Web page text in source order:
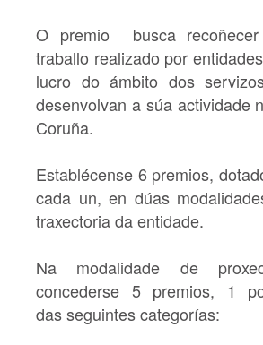
O premio busca
traballo realizado por
lucro do ámbito dos
desenvolvan a súa actividade
Coruña.
Establécense 6 premios,
cada un, en dúas
traxectoria da entidade.
Na modalidade de
concederse 5 premios, 1
das seguintes categorías: